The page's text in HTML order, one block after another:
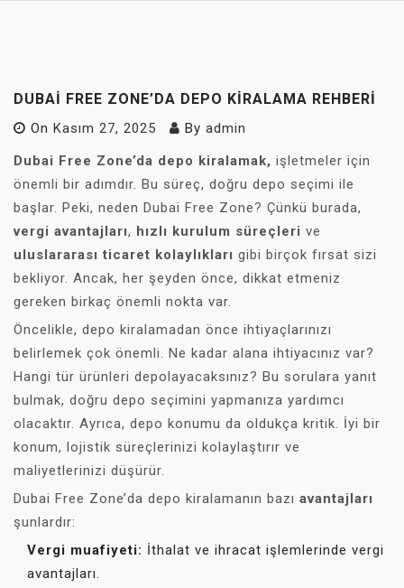
DUBAI FREE ZONE’DA DEPO KIRALAMA REHBERI
On Kasım 27, 2025 By admin
Dubai Free Zone’da depo kiralamak, işletmeler için
önemli bir adımdır. Bu süreç, doğru depo seçimi ile
başlar. Peki, neden Dubai Free Zone? Çünkü burada,
vergi avantajları, hızlı kurulum süreçleri ve
uluslararası ticaret kolaylıkları gibi birçok fırsat sizi
bekliyor. Ancak, her şeyden önce, dikkat etmeniz
gereken birkaç önemli nokta var.
Öncelikle, depo kiralamadan önce ihtiyaçlarınızı
belirlemek çok önemli. Ne kadar alana ihtiyacınız var?
Hangi tür ürünleri depolayacaksınız? Bu sorulara yanıt
bulmak, doğru depo seçimini yapmanıza yardımcı
olacaktır. Ayrıca, depo konumu da oldukça kritik. İyi bir
konum, lojistik süreçlerinizi kolaylaştırır ve
maliyetlerinizi düşürür.
Dubai Free Zone’da depo kiralamanın bazı avantajları
şunlardır:
Vergi muafiyeti: İthalat ve ihracat işlemlerinde vergi
avantajları.